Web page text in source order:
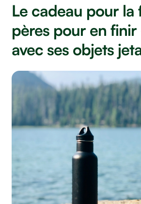
Le cadeau pour la
pères pour en finir
avec ses objets